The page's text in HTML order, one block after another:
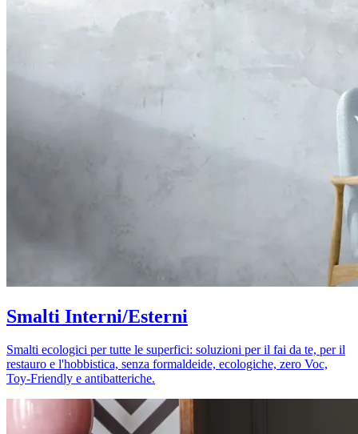
Smalti Interni/Esterni
Smalti ecologici per tutte le superfici: soluzioni per il fai da te, per il
restauro e l'hobbistica, senza formaldeide, ecologiche, zero Voc,
Toy-Friendly e antibatteriche.